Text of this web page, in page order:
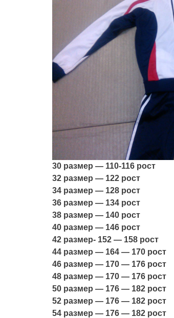
30 размер — 110-116 рост
32 размер — 122 рост
34 размер — 128 рост
36 размер — 134 рост
38 размер — 140 рост
40 размер — 146 рост
42 размер- 152 — 158 рост
44 размер — 164 — 170 рост
46 размер — 170 — 176 рост
48 размер — 170 — 176 рост
50 размер — 176 — 182 рост
52 размер — 176 — 182 рост
54 размер — 176 — 182 рост